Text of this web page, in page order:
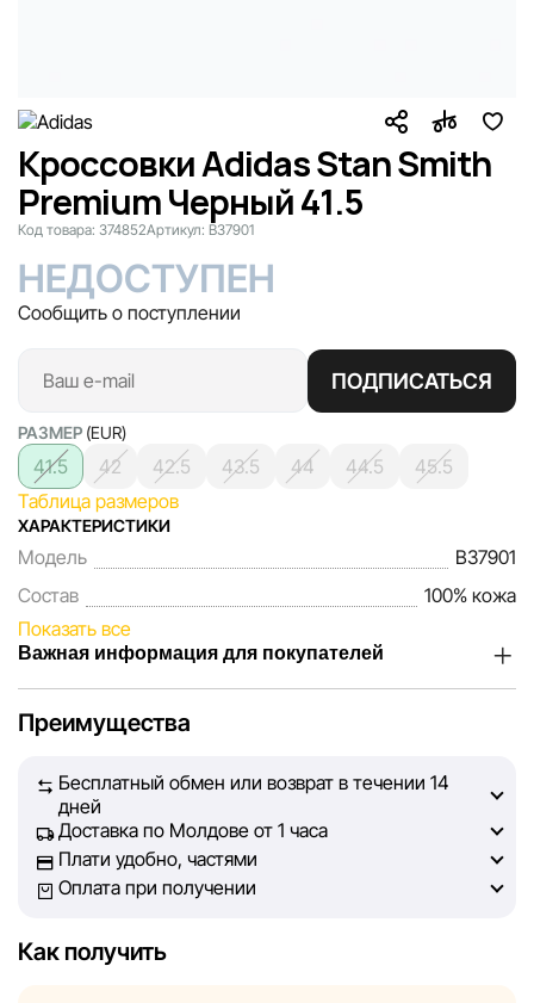
Кроссовки Adidas Stan Smith
Premium Черный 41.5
Код товара: 374852Артикул: B37901
НЕДОСТУПЕН
Сообщить о поступлении
ПОДПИСАТЬСЯ
РАЗМЕР (EUR)
41.5 42 42.5 43.5 44 44.5
45.5
Таблица размеров
ХАРАКТЕРИСТИКИ
Модель
B37901
Состав
100% кожа
Показать все
Важная информация для покупателей
наших покупателей. Каждый день мы работаем над тем,
на сайте, была максимально полной, объективной и
актуальной. Наша цель — обеспечить вас достоверной
информацией, чтобы вы смогли принять лучшее
решение о покупке.
не может гарантировать абсолютную точность всех
Преимущества
Бесплатный обмен или возврат в течении 14
дней
Доставка по Молдове от 1 часа
Плати удобно, частями
Оплата при получении
Как получить